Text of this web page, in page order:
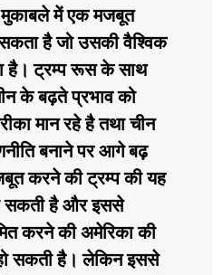
में एक मजबूत
है जो उसकी वैश्विक
है। ट्रम्प रूस के साथ
के बढ़ते प्रभाव को
मान रहे है तथा चीन
बनाने पर आगे बढ़
करने की ट्रम्प की यह
सकती है और इससे
करने की अमेरिका की
सकती है। लेकिन इससे